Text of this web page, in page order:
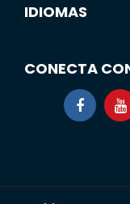
IDIOMAS
CONECTA